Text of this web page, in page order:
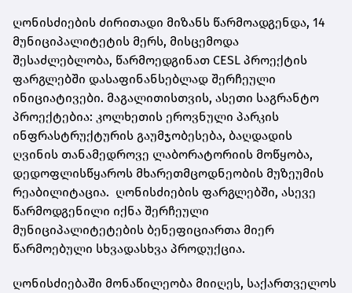
ღონისძიების ძირითადი მიზანს წარმოადგენდა, 14
მუნიციპალიტეტის მერს, მისცემოდა
შესაძლებლობა, წარმოედგინათ CESL პროექტის
ფარგლებში დასაფინანსებლად შერჩეული
ინიციატივები. მაგალითისთვის, ასეთი საგრანტო
პროექტებია: კოლხეთის ეროვნული პარკის
ინფრასტრუქტურის გაუმჯობესება, ბაღდადის
ღვინის თანამედროვე ლაბორატორიის მოწყობა,
დედოფლისწყაროს მხარეთმცოდნეობის მუზეუმის
რეაბილიტაცია. ღონისძიების ფარგლებში, ასევე
წარმოდგენილი იქნა შერჩეული
მუნიციპალიტეტების ბენეფიციართა მიერ
წარმოებული სხვადასხვა პროდუქცია.
ღონისძიებაში მონაწილეობა მიიღეს, საქართველოს